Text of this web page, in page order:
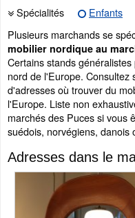
Spécialités
Enfants
Plusieurs marchands se
mobilier nordique au
Certains stands
nord de l'Europe. Consultez
d'adresses où trouver du
l'Europe. Liste non
marchés des Puces si vous
suédois, norvégiens, danois
Adresses dans le